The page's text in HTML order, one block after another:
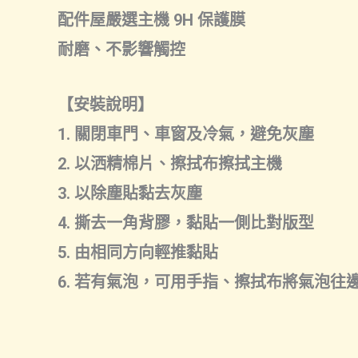
配件屋嚴選主機 9H 保護膜
耐磨、不影響觸控
【安裝說明】
1. 關閉車門、車窗及冷氣，避免灰塵
2. 以洒精棉片、擦拭布擦拭主機
3. 以除塵貼黏去灰塵
4. 撕去一角背膠，黏貼一側比對版型
5. 由相同方向輕推黏貼
6. 若有氣泡，可用手指、擦拭布將氣泡往